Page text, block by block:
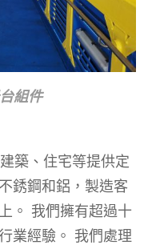
組件
築、住宅等提供定
銹鋼和鋁，製造客
。 我們擁有超過十
業經驗。 我們處理